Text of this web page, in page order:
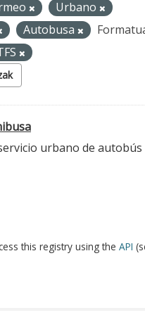
Urbano
Autobusa
urbano de autobús
this registry using the API